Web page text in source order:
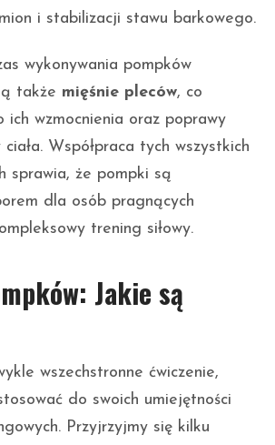
i stabilizacji stawu barkowego.
wykonywania pompków
także mięśnie pleców, co
ich wzmocnienia oraz poprawy
Współpraca tych wszystkich
sprawia, że pompki są
dla osób pragnących
trening siłowy.
Jakie są
wszechstronne ćwiczenie,
do swoich umiejętności
Przyjrzyjmy się kilku